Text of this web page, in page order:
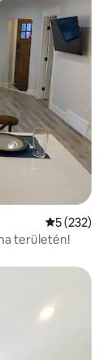
Átlagos
5 (232)
területén!